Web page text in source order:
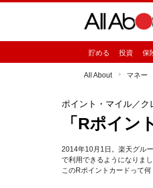
貯める 投資 保
All About マネー
ポイント・マイル／ク
「Rポイン
2014年10月1日。楽天グル
で利用できるようになりま
このRポイントカードって